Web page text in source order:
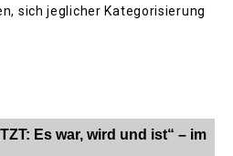
sich jeglicher Kategorisierung
Es war, wird und ist“ – im